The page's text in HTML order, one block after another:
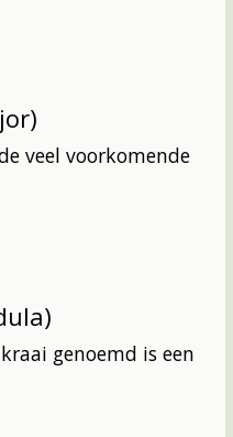
veel voorkomende
genoemd is een